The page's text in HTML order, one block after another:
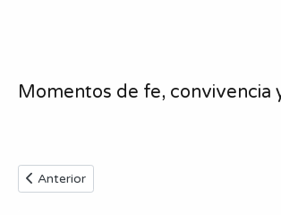
Momentos de fe, convivencia
Artículo anterior: Bienvenidas al curso
Anterior